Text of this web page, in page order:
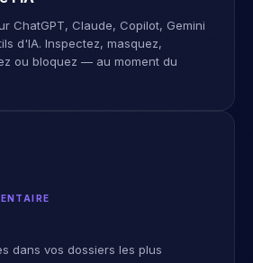
ChatGPT, Claude, Copilot, Gemini
d'IA. Inspectez, masquez,
ou bloquez — au moment du